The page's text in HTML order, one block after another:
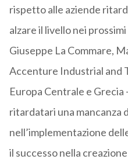
rispetto alle aziende
alzare il livello nei
Giuseppe La Commare,
Accenture Industrial and
Europa Centrale e
ritardatari una mancanza
nell’implementazione
il successo nella